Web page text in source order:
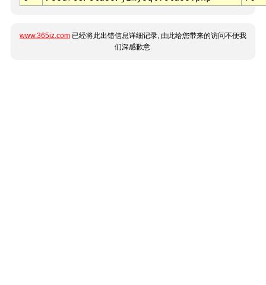
www.365jz.com 已经将此出错信息详细记录, 由此给您带来的访问不便我
们深感歉意.